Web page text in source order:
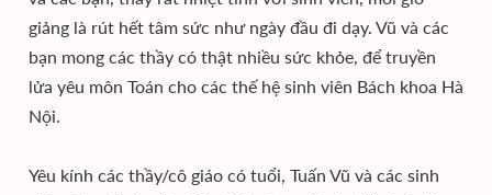
giảng là rút hết tâm sức như ngày đầu đi dạy. Vũ và các
bạn mong các thầy có thật nhiều sức khỏe, để truyền
lửa yêu môn Toán cho các thế hệ sinh viên Bách khoa Hà
Nội.
Yêu kính các thầy/cô giáo có tuổi, Tuấn Vũ và các sinh